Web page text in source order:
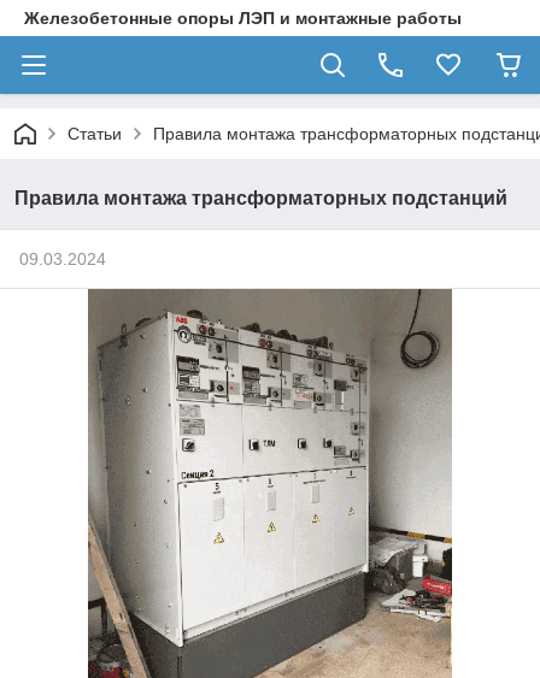
Железобетонные опоры ЛЭП и монтажные работы
Статьи Правила монтажа трансформаторных
Правила монтажа трансформаторных подстанций
09.03.2024